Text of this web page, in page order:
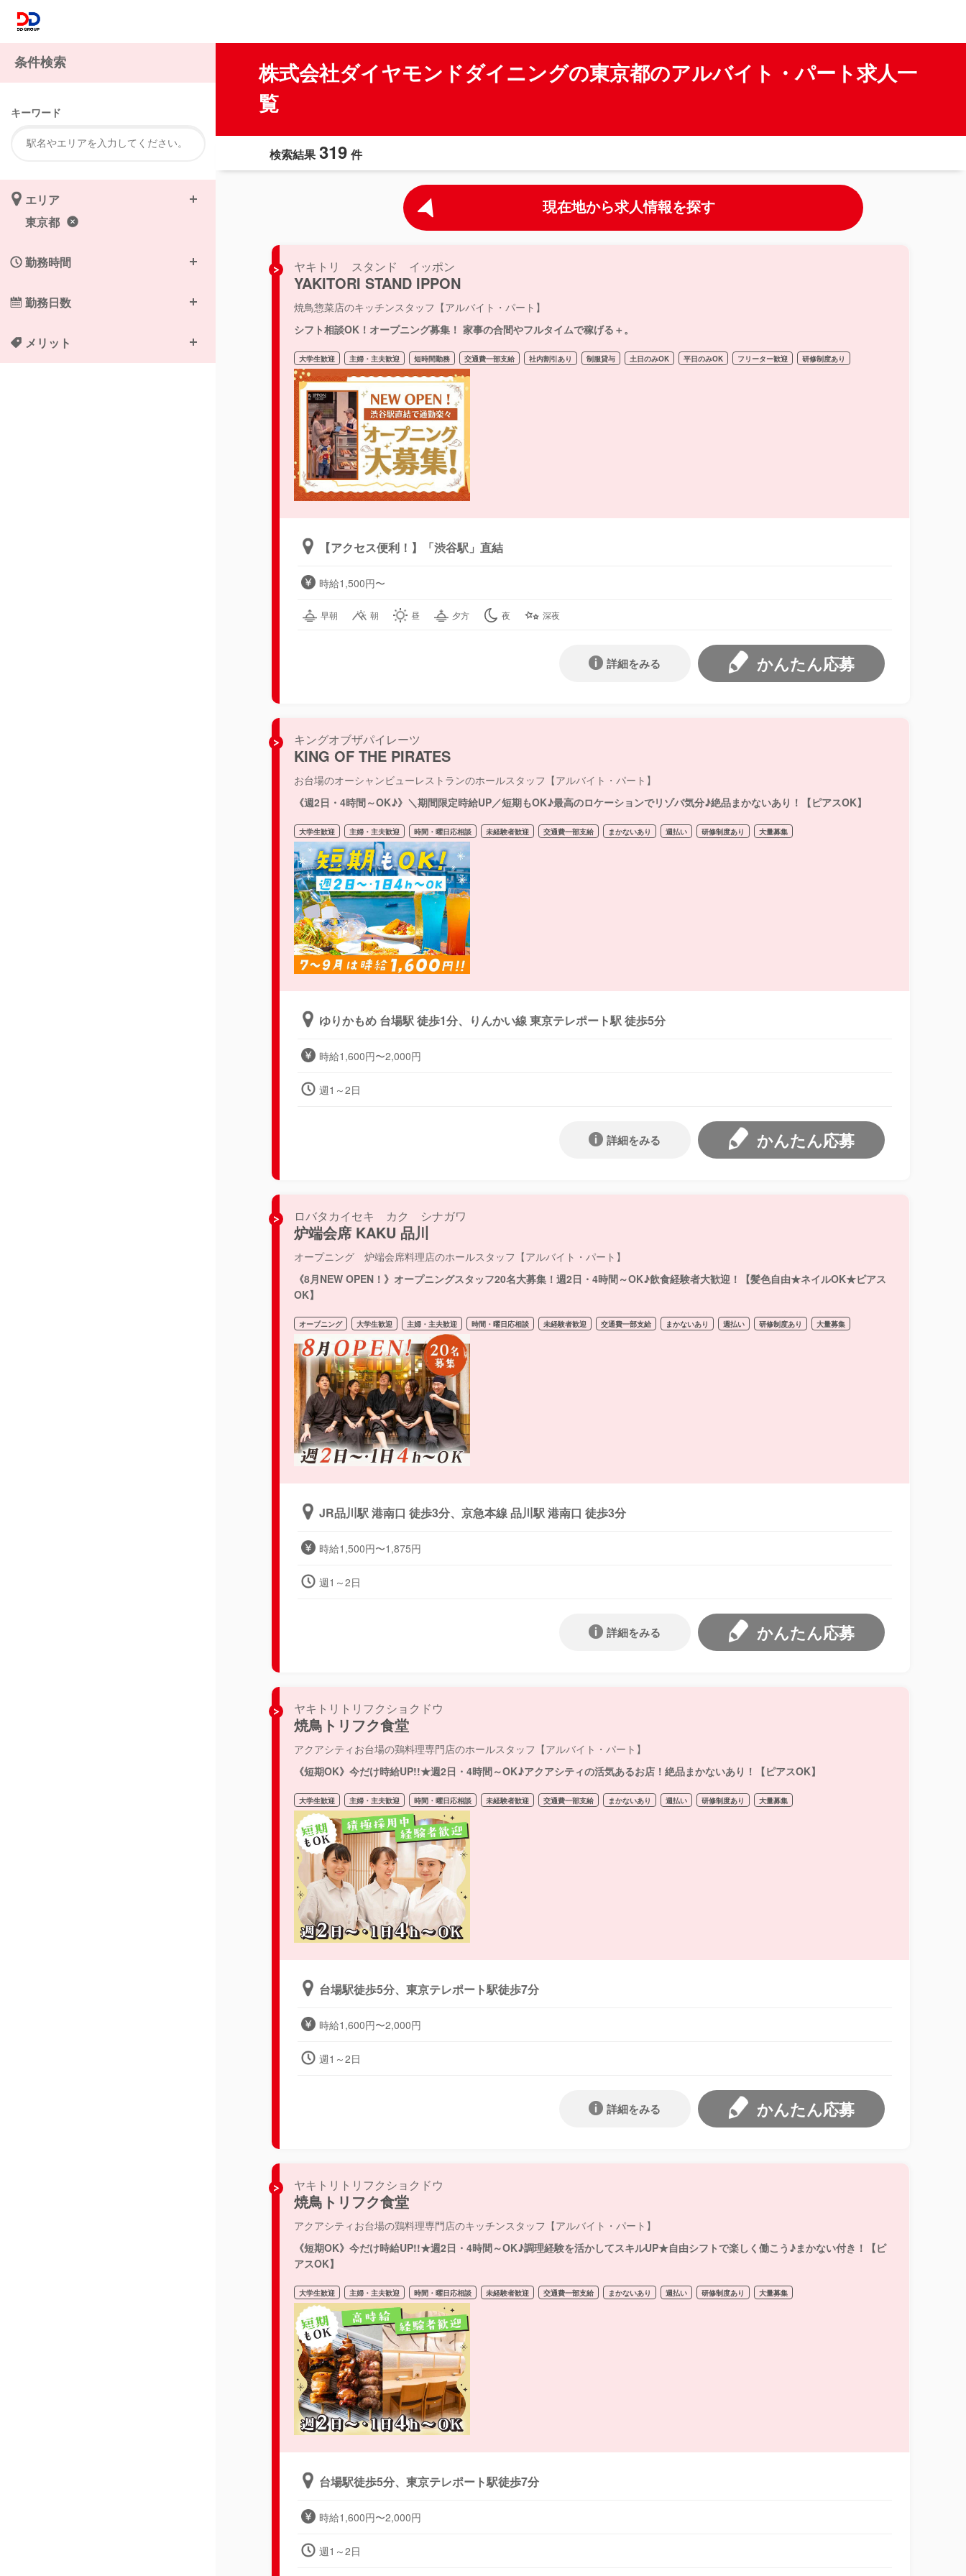
株式会社ダイヤモンドダイニングの東京都のアルバイト・パート求人一
覧
検索結果 319 件
現在地から求人情報を探す
ヤキトリ スタンド イッポン
YAKITORI STAND IPPON
焼鳥惣菜店のキッチンスタッフ【アルバイト・パート】
シフト相談OK！オープニング募集！ 家事の合間やフルタイムで稼げる＋。
大学生歓迎 主婦・主夫歓迎 短時間勤務 交通費一部支給 社内割引あり 制服貸与 土日のみOK 平日のみOK フリーター歓迎 研修制度あり
【アクセス便利！】「渋谷駅」直結
時給1,500円〜
早朝 朝 昼 夕方 夜 深夜
かんたん応募
詳細をみる
キングオブザパイレーツ
KING OF THE PIRATES
お台場のオーシャンビューレストランのホールスタッフ【アルバイト・パート】
《週2日・4時間～OK♪》＼期間限定時給UP／短期もOK♪最高のロケーションでリゾバ気分♪絶品まかないあり！【ピアスOK】
大学生歓迎 主婦・主夫歓迎 時間・曜日応相談 未経験者歓迎 交通費一部支給 まかないあり 週払い 研修制度あり 大量募集
ゆりかもめ 台場駅 徒歩1分、りんかい線 東京テレポート駅 徒歩5分
時給1,600円〜2,000円
週1～2日
かんたん応募
詳細をみる
ロバタカイセキ カク シナガワ
炉端会席 KAKU 品川
オープニング 炉端会席料理店のホールスタッフ【アルバイト・パート】
《8月NEW OPEN！》オープニングスタッフ20名大募集！週2日・4時間～OK♪飲食経験者大歓迎！【髪色自由★ネイルOK★ピアス
OK】
オープニング 大学生歓迎 主婦・主夫歓迎 時間・曜日応相談 未経験者歓迎 交通費一部支給 まかないあり 週払い 研修制度あり 大量募集
JR品川駅 港南口 徒歩3分、京急本線 品川駅 港南口 徒歩3分
時給1,500円〜1,875円
週1～2日
かんたん応募
詳細をみる
ヤキトリトリフクショクドウ
焼鳥トリフク食堂
アクアシティお台場の鶏料理専門店のホールスタッフ【アルバイト・パート】
《短期OK》今だけ時給UP!!★週2日・4時間～OK♪アクアシティの活気あるお店！絶品まかないあり！【ピアスOK】
大学生歓迎 主婦・主夫歓迎 時間・曜日応相談 未経験者歓迎 交通費一部支給 まかないあり 週払い 研修制度あり 大量募集
台場駅徒歩5分、東京テレポート駅徒歩7分
時給1,600円〜2,000円
週1～2日
かんたん応募
詳細をみる
ヤキトリトリフクショクドウ
焼鳥トリフク食堂
アクアシティお台場の鶏料理専門店のキッチンスタッフ【アルバイト・パート】
《短期OK》今だけ時給UP!!★週2日・4時間～OK♪調理経験を活かしてスキルUP★自由シフトで楽しく働こう♪まかない付き！【ピ
アスOK】
大学生歓迎 主婦・主夫歓迎 時間・曜日応相談 未経験者歓迎 交通費一部支給 まかないあり 週払い 研修制度あり 大量募集
台場駅徒歩5分、東京テレポート駅徒歩7分
時給1,600円〜2,000円
週1～2日
条件検索
キーワード
エリア
東京都
勤務時間
勤務日数
メリット